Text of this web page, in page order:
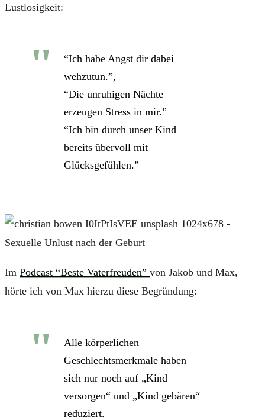
Lustlosigkeit:
“Ich habe Angst dir dabei
wehzutun.”,
“Die unruhigen Nächte
erzeugen Stress in mir.”
“Ich bin durch unser Kind
bereits übervoll mit
Glücksgefühlen.”
Im Podcast “Beste Vaterfreuden” von Jakob und Max,
hörte ich von Max hierzu diese Begründung:
Alle körperlichen
Geschlechtsmerkmale haben
sich nur noch auf „Kind
versorgen“ und „Kind gebären“
reduziert.